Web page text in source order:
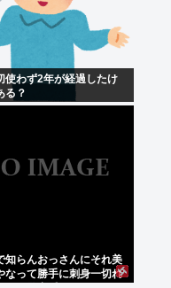
使わず2年が経過したけ
る？
知らんおっさんにそれ美
なって勝手に刺身一切れ